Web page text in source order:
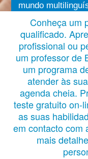
mundo
Conheça um
qualificado.
profissional ou
um professor de
um programa
atender às
agenda cheia.
teste gratuito on-
as suas
em contacto com
mais